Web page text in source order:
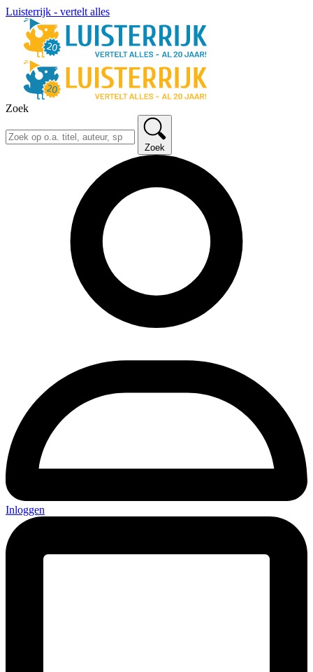
Luisterrijk - vertelt alles
Zoek
Zoek
Inloggen